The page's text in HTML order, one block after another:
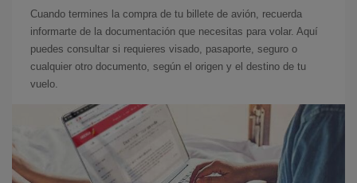
Cuando termines la compra de tu billete de avión, recuerda
informarte de la documentación que necesitas para volar. Aquí
puedes consultar si requieres visado, pasaporte, seguro o
cualquier otro documento, según el origen y el destino de tu
vuelo.